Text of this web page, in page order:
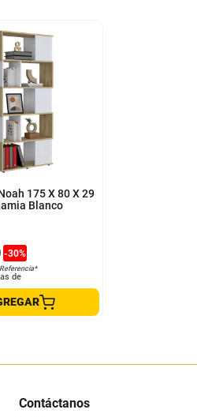
175 X 80 X 29
Blanco
-30%
de
Contáctanos